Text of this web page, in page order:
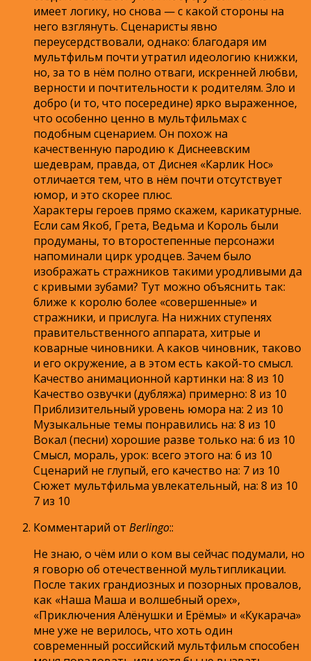
имеет логику, но снова — с какой стороны на
него взглянуть. Сценаристы явно
переусердствовали, однако: благодаря им
мультфильм почти утратил идеологию книжки,
но, за то в нём полно отваги, искренней любви,
верности и почтительности к родителям. Зло и
добро (и то, что посередине) ярко выраженное,
что особенно ценно в мультфильмах с
подобным сценарием. Он похож на
качественную пародию к Диснеевским
шедеврам, правда, от Диснея «Карлик Нос»
отличается тем, что в нём почти отсутствует
юмор, и это скорее плюс.
Характеры героев прямо скажем, карикатурные.
Если сам Якоб, Грета, Ведьма и Король были
продуманы, то второстепенные персонажи
напоминали цирк уродцев. Зачем было
изображать стражников такими уродливыми да
с кривыми зубами? Тут можно объяснить так:
ближе к королю более «совершенные» и
стражники, и прислуга. На нижних ступенях
правительственного аппарата, хитрые и
коварные чиновники. А каков чиновник, таково
и его окружение, а в этом есть какой-то смысл.
Качество анимационной картинки на: 8 из 10
Качество озвучки (дубляжа) примерно: 8 из 10
Приблизительный уровень юмора на: 2 из 10
Музыкальные темы понравились на: 8 из 10
Вокал (песни) хорошие разве только на: 6 из 10
Смысл, мораль, урок: всего этого на: 6 из 10
Сценарий не глупый, его качество на: 7 из 10
Сюжет мультфильма увлекательный, на: 8 из 10
7 из 10
Комментарий от Berlingo::
Не знаю, о чём или о ком вы сейчас подумали, но
я говорю об отечественной мультипликации.
После таких грандиозных и позорных провалов,
как «Наша Маша и волшебный орех»,
«Приключения Алёнушки и Ерёмы» и «Кукарача»
мне уже не верилось, что хоть один
современный российский мультфильм способен